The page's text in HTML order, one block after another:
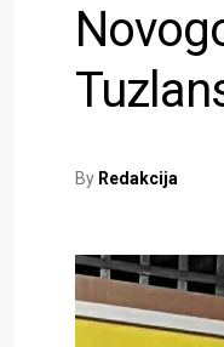
By Redakcija